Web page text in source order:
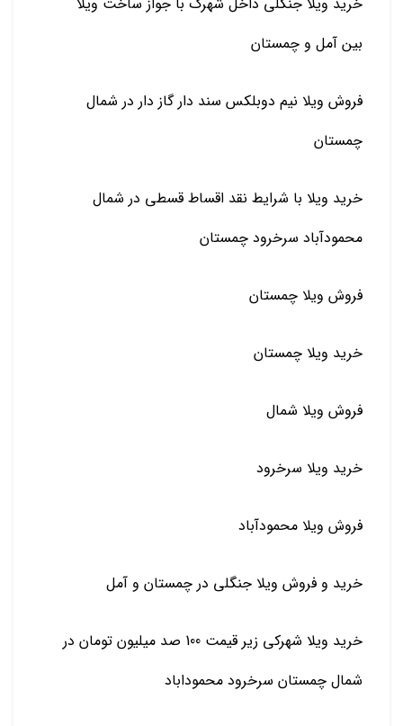
بین آمل و چمستان
فروش ویلا نیم دوبلکس سند دار گاز دار در شمال
چمستان
خرید ویلا با شرایط نقد اقساط قسطی در شمال
محمودآباد سرخرود چمستان
فروش ویلا چمستان
خرید ویلا چمستان
فروش ویلا شمال
خرید ویلا سرخرود
فروش ویلا محمودآباد
خرید و فروش ویلا جنگلی در چمستان و آمل
خرید ویلا شهرکی زیر قیمت 100 صد میلیون تومان در
شمال چمستان سرخرود محموداباد